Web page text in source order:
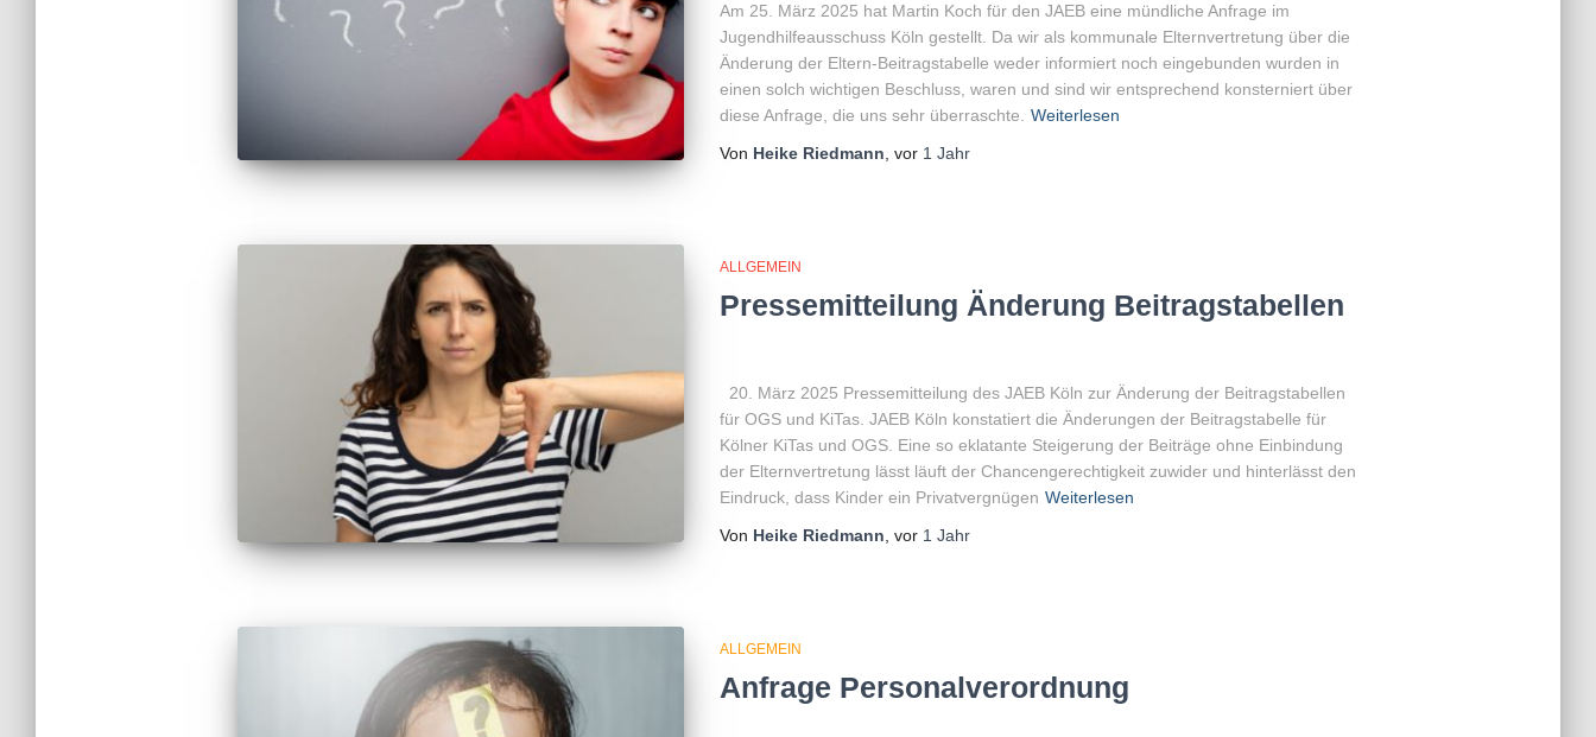
Am 25. März 2025 hat Martin Koch für den JAEB eine mündliche Anfrage im
Jugendhilfeausschuss Köln gestellt. Da wir als kommunale Elternvertretung über die
Änderung der Eltern-Beitragstabelle weder informiert noch eingebunden wurden in
einen solch wichtigen Beschluss, waren und sind wir entsprechend konsterniert über
diese Anfrage, die uns sehr überraschte.
Weiterlesen
Von Heike Riedmann , vor 1 Jahr
ALLGEMEIN
Pressemitteilung Änderung Beitragstabellen
20. März 2025 Pressemitteilung des JAEB Köln zur Änderung der Beitragstabellen
für OGS und KiTas. JAEB Köln konstatiert die Änderungen der Beitragstabelle für
Kölner KiTas und OGS. Eine so eklatante Steigerung der Beiträge ohne Einbindung
der Elternvertretung lässt läuft der Chancengerechtigkeit zuwider und hinterlässt den
Eindruck, dass Kinder ein Privatvergnügen Weiterlesen
Von Heike Riedmann , vor 1 Jahr
ALLGEMEIN
Anfrage Personalverordnung